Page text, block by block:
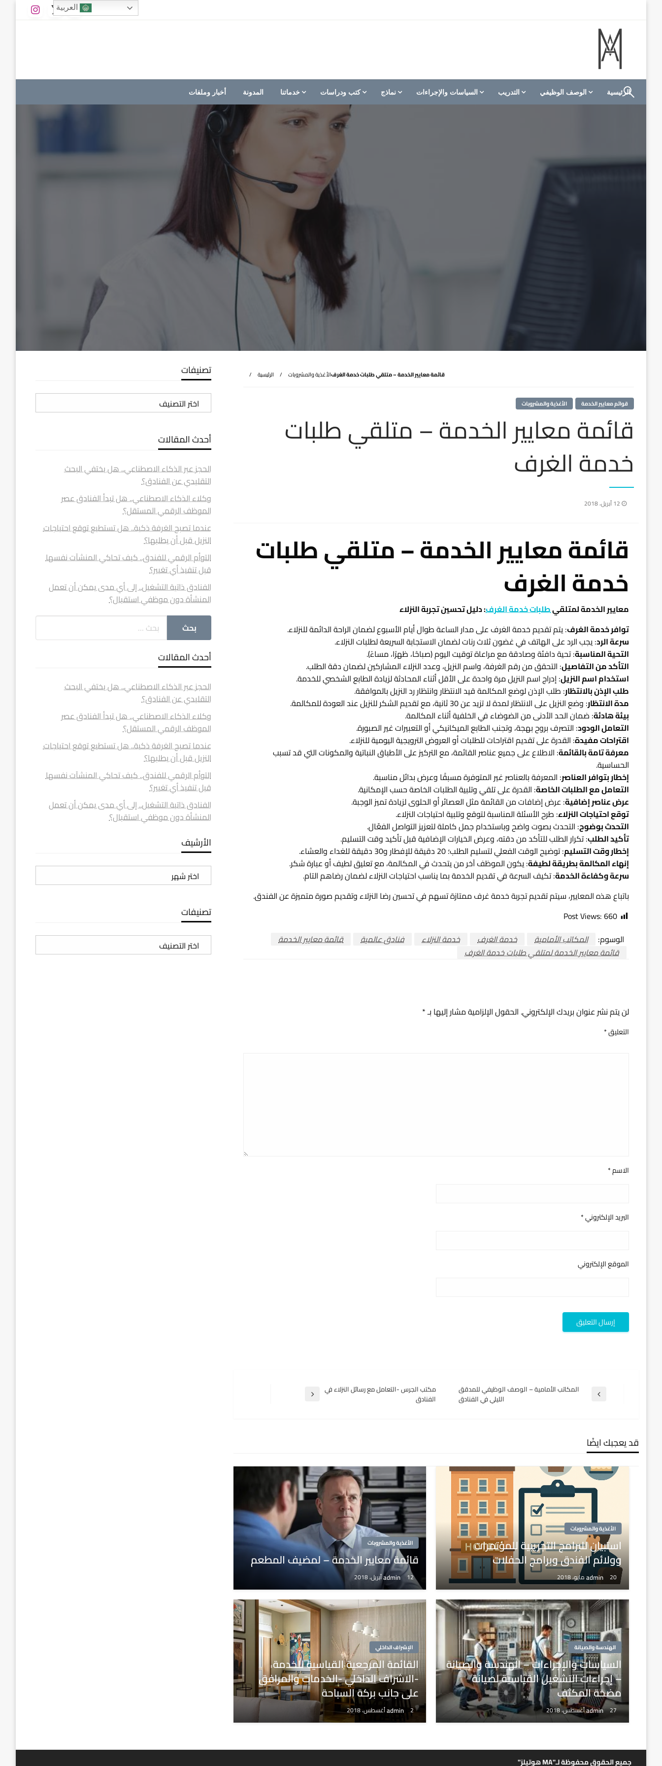
M A hotels | إم ايه هوتيلز
الموقع الأول للعاملين في الفنادق في العالم العربي
الرئيسية الوصف الوظيفي التدريب السياسات والإجراءات نماذج كتب ودراسات خدماتنا المدونة أخبار وملفات
الرئيسية الأغذية والمشروباتقائمة معايير الخدمة – متلقي طلبات خدمة الغرف
الأغذية والمشروبات قوائم معايير الخدمة
قائمة معايير الخدمة – متلقي طلبات
خدمة الغرف
نُشر
12 أبريل، 2018
قائمة معايير الخدمة – متلقي طلبات
خدمة الغرف
معايير الخدمة لمتلقيطلبات خدمة الغرف: دليل تحسين تجربة النزلاء
توافر خدمة الغرف: يتم تقديم خدمة الغرف على مدار الساعة طوال أيام الأسبوع لضمان الراحة الدائمة للنزلاء.
سرعة الرد: يجب الرد على الهاتف في غضون ثلاث رنات لضمان الاستجابة السريعة لطلبات النزلاء.
التحية المناسبة: تحية دافئة وصادقة مع مراعاة توقيت اليوم (صباحًا، ظهرًا، مساءً).
التأكد من التفاصيل: التحقق من رقم الغرفة، واسم النزيل، وعدد النزلاء المشاركين لضمان دقة الطلب.
استخدام اسم النزيل: إدراج اسم النزيل مرة واحدة على الأقل أثناء المحادثة لزيادة الطابع الشخصي للخدمة.
طلب الإذن بالانتظار: طلب الإذن لوضع المكالمة قيد الانتظار وانتظار رد النزيل بالموافقة.
مدة الانتظار: وضع النزيل على الانتظار لمدة لا تزيد عن 30 ثانية، مع تقديم الشكر للنزيل عند العودة للمكالمة.
بيئة هادئة: ضمان الحد الأدنى من الضوضاء في الخلفية أثناء المكالمة.
التعامل الودود: التصرف بروح بهجة، وتجنب الطابع الميكانيكي أو التعبيرات غير الصبورة.
اقتراحات مفيدة: القدرة على تقديم اقتراحات للطلبات أو العروض الترويجية اليومية للنزلاء.
معرفة تامة بالقائمة: الاطلاع على جميع عناصر القائمة، مع التركيز على الأطباق النباتية والمكونات التي قد تسبب
الحساسية.
إخطار بتوافر العناصر: المعرفة بالعناصر غير المتوفرة مسبقًا وعرض بدائل مناسبة.
التعامل مع الطلبات الخاصة: القدرة على تلقي وتلبية الطلبات الخاصة حسب الإمكانية.
عرض عناصر إضافية: عرض إضافات من القائمة مثل العصائر أو الحلوى لزيادة تميز الوجبة.
توقع احتياجات النزلاء: طرح الأسئلة المناسبة لتوقع وتلبية احتياجات النزلاء.
التحدث بوضوح: التحدث بصوت واضح وباستخدام جمل كاملة لتعزيز التواصل الفعّال.
تأكيد الطلب: تكرار الطلب للتأكد من دقته، وعرض الخيارات الإضافية قبل تأكيد وقت التسليم.
إخطار وقت التسليم: توضيح الوقت الفعلي لتسليم الطلب؛ 20 دقيقة للإفطار و30 دقيقة للغداء والعشاء.
إنهاء المكالمة بطريقة لطيفة: يكون الموظف آخر من يتحدث في المكالمة، مع تعليق لطيف أو عبارة شكر.
سرعة وكفاءة الخدمة: تكيف السرعة في تقديم الخدمة بما يناسب احتياجات النزلاء لضمان رضاهم التام.
باتباع هذه المعايير، سيتم تقديم تجربة خدمة غرف ممتازة تسهم في تحسين رضا النزلاء وتقديم صورة متميزة عن الفندق.
Post Views:660
الوسوم:
المكاتب الأمامية خدمة الغرف خدمة النزلاء فنادق عالمية
قائمة معايير الخدمة
قائمة معايير الخدمة لمتلقي طلبات خدمة الغرف
لن يتم نشر عنوان بريدك الإلكتروني. الحقول الإلزامية مشار إليها بـ*
التعليق*
الاسم*
البريد الإلكتروني*
الموقع الإلكتروني
تصفّح
المقالة
المكاتب الأمامية – الوصف الوظيفي للمدقق
الليلي في الفنادق
المقالة
مكتب الجرس -التعامل مع رسائل النزلاء في
الفنادق
قد يعجبك ايضًا
الأغذية والمشروبات
استبيان للبرامج التجريبية للمؤتمرات
وولائم الفندق وبرامج الحفلات
admin 20 مايو، 2018
الأغذية والمشروبات
قائمة معايير الخدمة – لمضيف المطعم
admin 12 أبريل، 2018
الهندسة والصيانة
السياسات والإجراءات – الهندسة والصيانة
– إجراءات التشغيل القياسية لصيانة
مضخة المكثف
admin 27 أغسطس، 2018
الإشراف الداخلي
القائمة المرجعية القياسية للخدمة
-الاشراف الداخلي -الخدمات والمرافق
على جانب بركة السباحة
admin 2 أغسطس، 2018
تصنيفات
تصنيفات
أحدث المقالات
الحجز عبر الذكاء الاصطناعي.. هل يختفي البحث
التقليدي عن الفنادق؟
وكلاء الذكاء الاصطناعي.. هل تبدأ الفنادق عصر
الموظف الرقمي المستقل؟
عندما تصبح الغرفة ذكية.. هل تستطيع توقع احتياجات
النزيل قبل أن يطلبها؟
التوأم الرقمي للفندق.. كيف تحاكي المنشآت نفسها
قبل تنفيذ أي تغيير؟
الفنادق ذاتية التشغيل.. إلى أي مدى يمكن أن تعمل
المنشأة دون موظفي استقبال؟
أحدث المقالات
الحجز عبر الذكاء الاصطناعي.. هل يختفي البحث
التقليدي عن الفنادق؟
وكلاء الذكاء الاصطناعي.. هل تبدأ الفنادق عصر
الموظف الرقمي المستقل؟
عندما تصبح الغرفة ذكية.. هل تستطيع توقع احتياجات
النزيل قبل أن يطلبها؟
التوأم الرقمي للفندق.. كيف تحاكي المنشآت نفسها
قبل تنفيذ أي تغيير؟
الفنادق ذاتية التشغيل.. إلى أي مدى يمكن أن تعمل
المنشأة دون موظفي استقبال؟
الأرشيف
الأرشيف
تصنيفات
تصنيفات
جميع الحقوق محفوظة لـ"MA هوتيلز"
العربية